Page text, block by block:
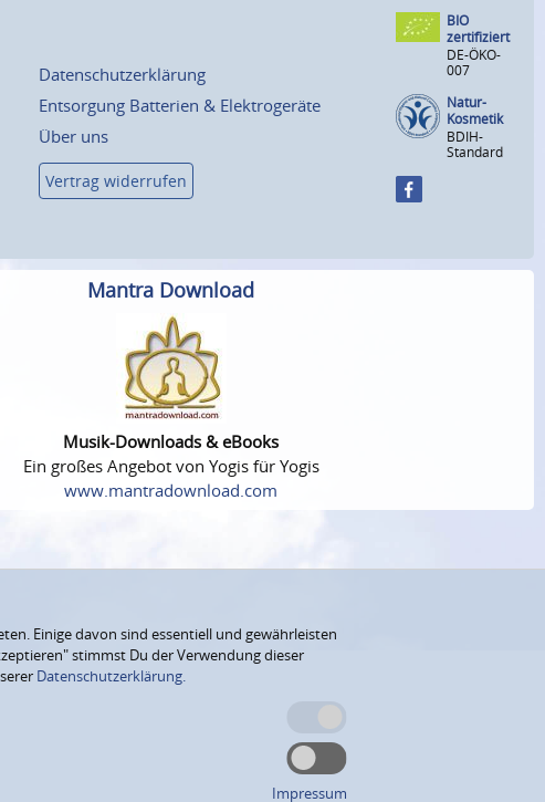
Datenschutzerklärung
Entsorgung Batterien & Elektrogeräte
Über uns
Vertrag widerrufen
BIO
zertifiziert
DE-ÖKO-
007
Natur-
Kosmetik
BDIH-
Standard
Mantra Download
Musik-Downloads & eBooks
Ein großes Angebot von Yogis für Yogis
www.mantradownload.com
Einige davon sind essentiell und gewährleisten
stimmst Du der Verwendung dieser
Datenschutzerklärung.
Impressum